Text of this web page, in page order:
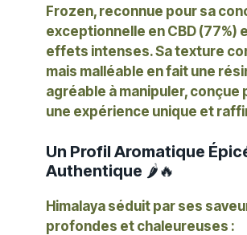
Frozen, reconnue pour sa
exceptionnelle en CBD (77%)
effets intenses. Sa texture
mais malléable en fait une
agréable à manipuler, conçue
une expérience unique et
Un Profil Aromatique
Authentique 🌶️🔥
Himalaya séduit par ses
profondes et chaleureuses :